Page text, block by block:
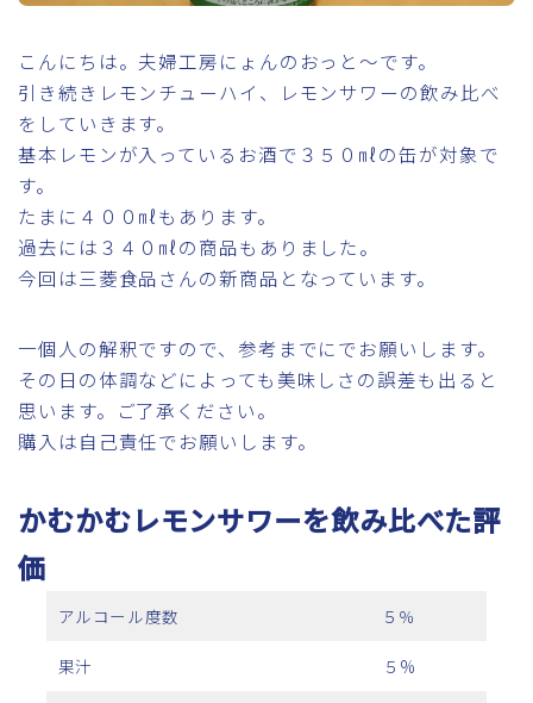
こんにちは。夫婦工房にょんのおっと～です。
引き続きレモンチューハイ、レモンサワーの飲み比べ
をしていきます。
基本レモンが入っているお酒で３５０㎖の缶が対象で
す。
たまに４００㎖もあります。
過去には３４０㎖の商品もありました。
今回は三菱食品さんの新商品となっています。
一個人の解釈ですので、参考までにでお願いします。
その日の体調などによっても美味しさの誤差も出ると
思います。ご了承ください。
購入は自己責任でお願いします。
かむかむレモンサワーを飲み比べた評
価
アルコール度数 ５％
果汁 ５%